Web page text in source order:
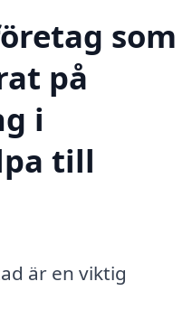
som
på
i
till
är en viktig